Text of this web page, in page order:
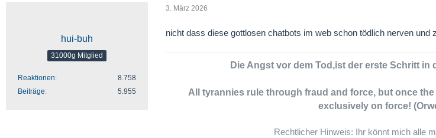
hui-buh
31000g Mitglied
Reaktionen
8.758
Beiträge
5.955
3. März 2026
nicht dass diese gottlosen chatbots im web schon tödlich nerven und
Die Angst vor dem Tod,ist der erste Schritt in
All tyrannies rule through fraud and force, but once
exclusively on force!
Rechtlicher Hinweis: Ihr könnt mich alle